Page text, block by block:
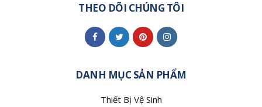
THEO DÕI CHÚNG TÔI
DANH MỤC SẢN PHẨM
Thiết Bị Vệ Sinh